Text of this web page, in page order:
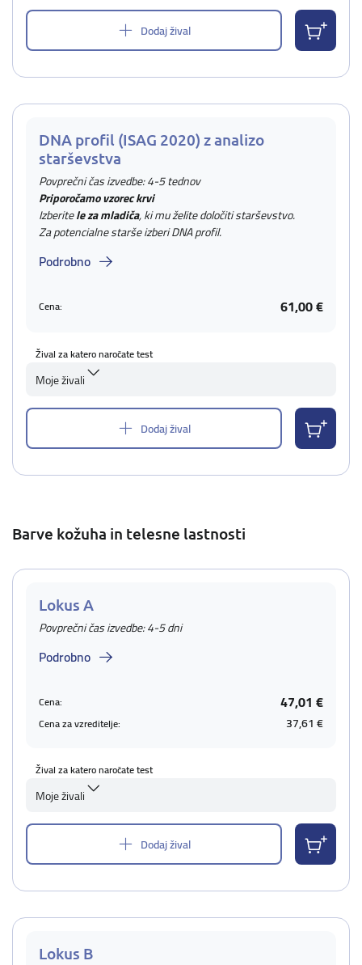
Dodaj žival
DNA profil (ISAG 2020) z analizo
starševstva
Povprečni čas izvedbe: 4-5 tednov
Priporočamo vzorec krvi
Izberitele za mladiča, ki mu želite določiti starševstvo.
Za potencialne starše izberi DNA profil.
Podrobno
Cena: 61,00 €
Žival za katero naročate test
Moje živali
Dodaj žival
Barve kožuha in telesne lastnosti
Lokus A
Povprečni čas izvedbe: 4-5 dni
Podrobno
Cena: 47,01 €
Cena za vzreditelje: 37,61 €
Žival za katero naročate test
Moje živali
Dodaj žival
Lokus B